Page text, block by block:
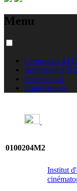
Menu
Formations à
Admission à
International
Équivalences
0100204M2
Institut